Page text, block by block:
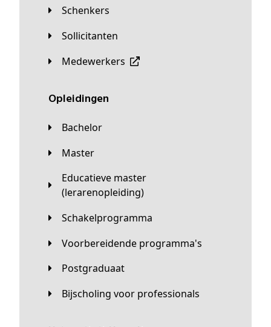
Schenkers
Sollicitanten
Medewerkers
Opleidingen
Bachelor
Master
Educatieve master
(lerarenopleiding)
Schakelprogramma
Voorbereidende programma's
Postgraduaat
Bijscholing voor professionals